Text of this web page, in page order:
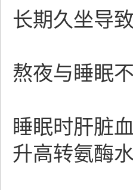
长期久坐导
熬夜与睡眠
睡眠时肝脏
升高转氨酶水